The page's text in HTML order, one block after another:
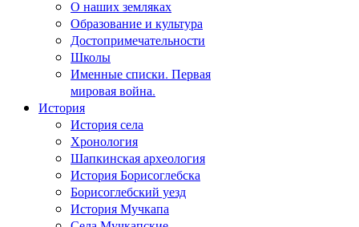
О наших земляках
Образование и культура
Достопримечательности
Школы
Именные списки. Первая
мировая война.
История
История села
Хронология
Шапкинская археология
История Борисоглебска
Борисоглебский уезд
История Мучкапа